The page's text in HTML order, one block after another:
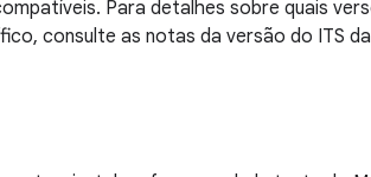
Para detalhes sobre quais
consulte as notas da versão do ITS